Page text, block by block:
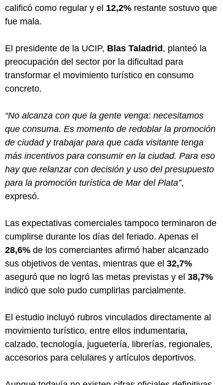
calificó como regular y el 12,2% restante sostuvo que
fue mala.
El presidente de la UCIP, Blas Taladrid, planteó la
preocupación del sector por la dificultad para
transformar el movimiento turístico en consumo
concreto.
“No alcanza con que la gente venga: necesitamos
que consuma. Es momento de redoblar la promoción
de ciudad y trabajar para que cada visitante tenga
más incentivos para consumir en la ciudad. Para eso
hay que relanzar con decisión y uso del presupuesto
para la promoción turística de Mar del Plata”,
expresó.
Las expectativas comerciales tampoco terminaron de
cumplirse durante los días del feriado. Apenas el
28,6% de los comerciantes afirmó haber alcanzado
sus objetivos de ventas, mientras que el 32,7%
aseguró que no logró las metas previstas y el 38,7%
indicó que solo pudo cumplirlas parcialmente.
El estudio incluyó rubros vinculados directamente al
movimiento turístico, entre ellos indumentaria,
calzado, tecnología, juguetería, librerías, regionales,
accesorios para celulares y artículos deportivos.